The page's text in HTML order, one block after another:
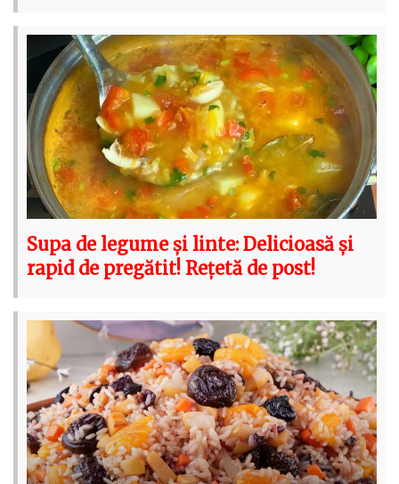
Supa de legume și linte: Delicioasă și
rapid de pregătit! Rețetă de post!